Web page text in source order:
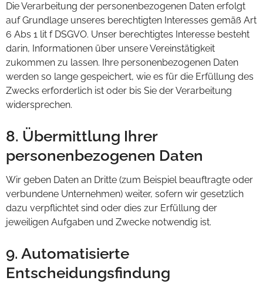
Die Verarbeitung der personenbezogenen Daten erfolgt
auf Grundlage unseres berechtigten Interesses gemäß Art
6 Abs 1 lit f DSGVO. Unser berechtigtes Interesse besteht
darin, Informationen über unsere Vereinstätigkeit
zukommen zu lassen. Ihre personenbezogenen Daten
werden so lange gespeichert, wie es für die Erfüllung des
Zwecks erforderlich ist oder bis Sie der Verarbeitung
widersprechen.
8. Übermittlung Ihrer
personenbezogenen Daten
Wir geben Daten an Dritte (zum Beispiel beauftragte oder
verbundene Unternehmen) weiter, sofern wir gesetzlich
dazu verpflichtet sind oder dies zur Erfüllung der
jeweiligen Aufgaben und Zwecke notwendig ist.
9. Automatisierte
Entscheidungsfindung